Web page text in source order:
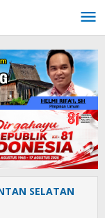
SELATAN